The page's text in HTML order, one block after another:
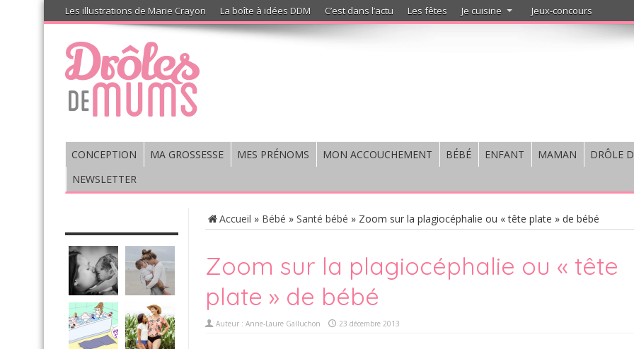
Les illustrations de Marie Crayon La boîte à idées DDM C’est dans l’actu Les fêtes Je cuisine Jeux-concours
CONCEPTION MA GROSSESSE MES PRÉNOMS MON ACCOUCHEMENT BÉBÉ ENFANT MAMAN DRÔLE
NEWSLETTER
Accueil » Bébé » Santé bébé » Zoom sur la plagiocéphalie ou « tête plate » de bébé
Zoom sur la plagiocéphalie ou « tête
plate » de bébé
Auteur : Anne-Laure Galluchon 23 décembre 2013